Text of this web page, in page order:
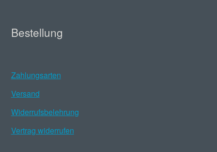
Bestellung
Zahlungsarten
Versand
Widerrufsbelehrung
Vertrag widerrufen